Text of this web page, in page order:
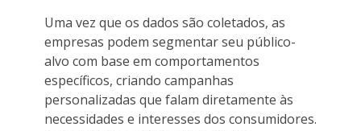
Uma vez que os dados são coletados, as
empresas podem segmentar seu público-
alvo com base em comportamentos
específicos, criando campanhas
personalizadas que falam diretamente às
necessidades e interesses dos consumidores.